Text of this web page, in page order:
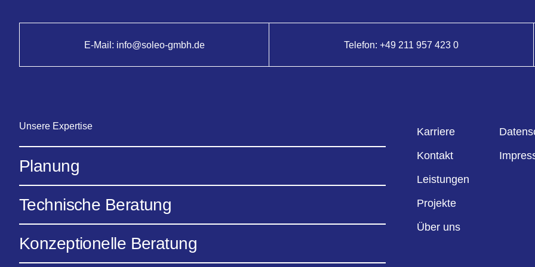
E-Mail: info@soleo-gmbh.de Telefon: +49 211 957 423 0
Unsere Expertise
Planung
Technische Beratung
Konzeptionelle Beratung
Karriere
Kontakt
Leistungen
Projekte
Über uns